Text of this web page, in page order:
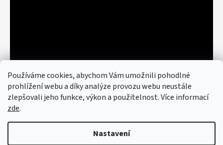
Používáme cookies, abychom Vám umožnili pohodlné
prohlížení webu a díky analýze provozu webu neustále
zlepšovali jeho funkce, výkon a použitelnost. Více informací
zde.
Nastavení